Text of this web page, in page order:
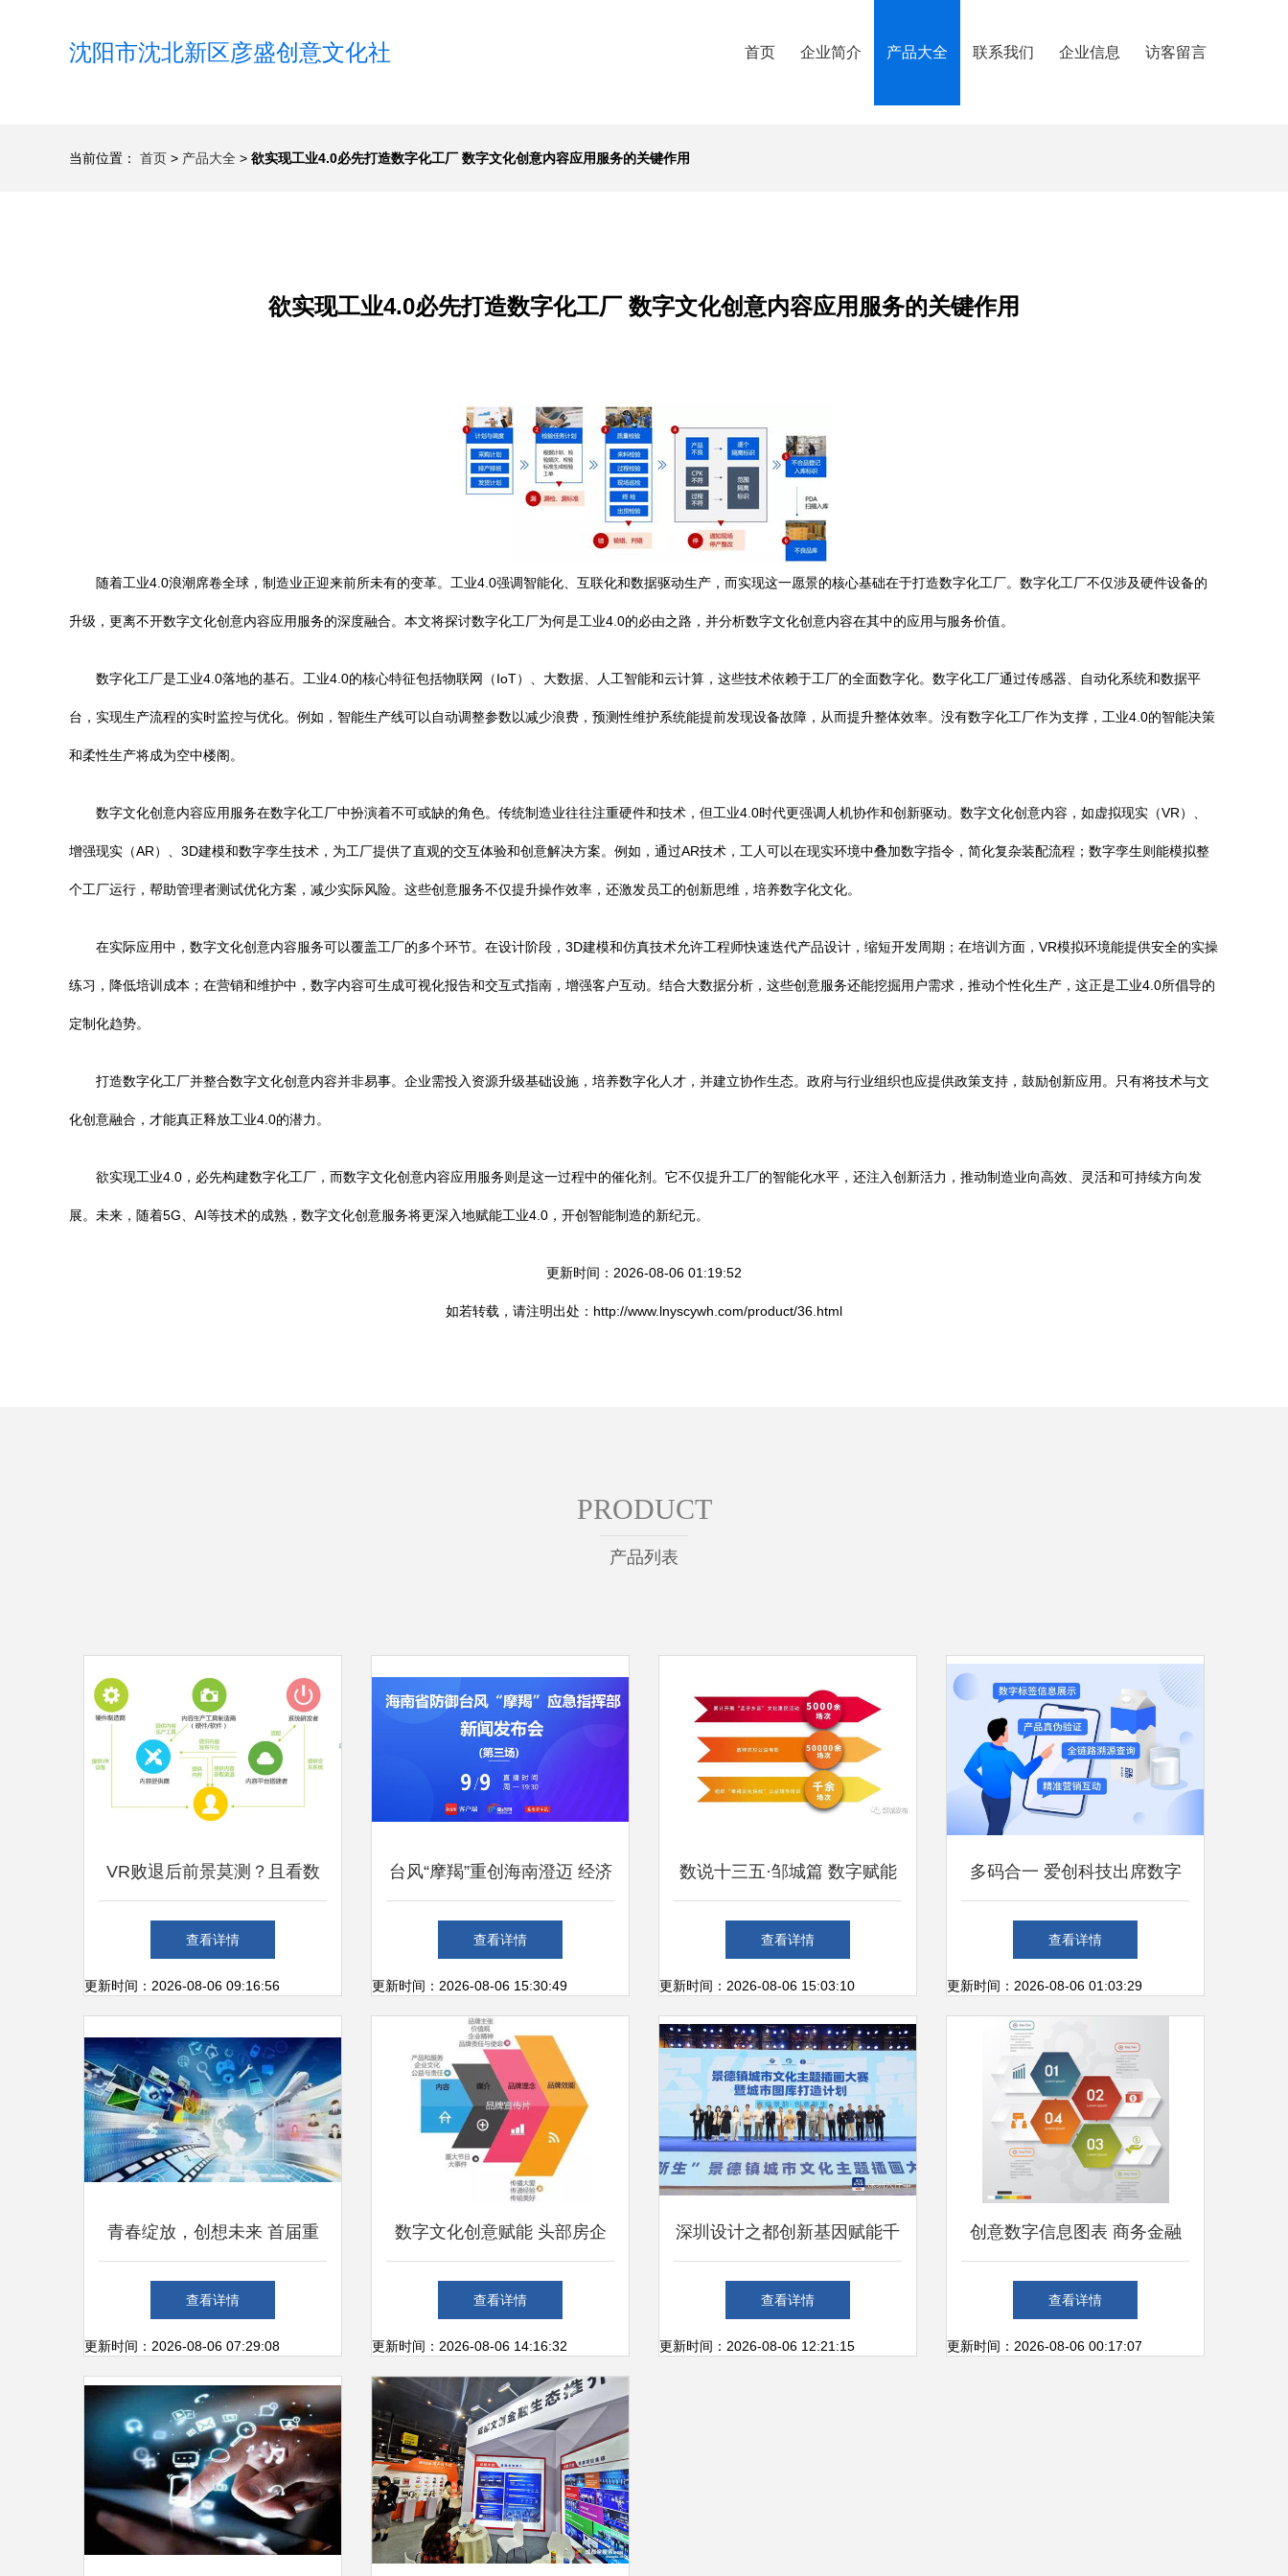
沈阳市沈北新区彦盛创意文化社 首页 企业简介 产品大全 联系我们 企业信息 访客留言
当前位置： 首页 > 产品大全 > 欲实现工业4.0必先打造数字化工厂 数字文化创意内容应用服务的关键作用
欲实现工业4.0必先打造数字化工厂 数字文化创意内容应用服务的关键作用
随着工业4.0浪潮席卷全球，制造业正迎来前所未有的变革。工业4.0强调智能化、互联化和数据驱动生产，而实现这一愿景的核心基础在于打造数字化工厂。数字化工厂不仅涉及硬件设备的
升级，更离不开数字文化创意内容应用服务的深度融合。本文将探讨数字化工厂为何是工业4.0的必由之路，并分析数字文化创意内容在其中的应用与服务价值。
数字化工厂是工业4.0落地的基石。工业4.0的核心特征包括物联网（IoT）、大数据、人工智能和云计算，这些技术依赖于工厂的全面数字化。数字化工厂通过传感器、自动化系统和数据平
台，实现生产流程的实时监控与优化。例如，智能生产线可以自动调整参数以减少浪费，预测性维护系统能提前发现设备故障，从而提升整体效率。没有数字化工厂作为支撑，工业4.0的智能决策
和柔性生产将成为空中楼阁。
数字文化创意内容应用服务在数字化工厂中扮演着不可或缺的角色。传统制造业往往注重硬件和技术，但工业4.0时代更强调人机协作和创新驱动。数字文化创意内容，如虚拟现实（VR）、
增强现实（AR）、3D建模和数字孪生技术，为工厂提供了直观的交互体验和创意解决方案。例如，通过AR技术，工人可以在现实环境中叠加数字指令，简化复杂装配流程；数字孪生则能模拟整
个工厂运行，帮助管理者测试优化方案，减少实际风险。这些创意服务不仅提升操作效率，还激发员工的创新思维，培养数字化文化。
在实际应用中，数字文化创意内容服务可以覆盖工厂的多个环节。在设计阶段，3D建模和仿真技术允许工程师快速迭代产品设计，缩短开发周期；在培训方面，VR模拟环境能提供安全的实操
练习，降低培训成本；在营销和维护中，数字内容可生成可视化报告和交互式指南，增强客户互动。结合大数据分析，这些创意服务还能挖掘用户需求，推动个性化生产，这正是工业4.0所倡导的
定制化趋势。
打造数字化工厂并整合数字文化创意内容并非易事。企业需投入资源升级基础设施，培养数字化人才，并建立协作生态。政府与行业组织也应提供政策支持，鼓励创新应用。只有将技术与文
化创意融合，才能真正释放工业4.0的潜力。
欲实现工业4.0，必先构建数字化工厂，而数字文化创意内容应用服务则是这一过程中的催化剂。它不仅提升工厂的智能化水平，还注入创新活力，推动制造业向高效、灵活和可持续方向发
展。未来，随着5G、AI等技术的成熟，数字文化创意服务将更深入地赋能工业4.0，开创智能制造的新纪元。
更新时间：2026-08-06 01:19:52
如若转载，请注明出处：http://www.lnyscywh.com/product/36.html
PRODUCT
产品列表
VR败退后前景莫测？且看数
字文化创意内容如何助其异军
突起
查看详情
更新时间：2026-08-06 09:16:56
台风“摩羯”重创海南澄迈 经济
损失超百亿，数字文化创意服
务助力灾后重建
查看详情
更新时间：2026-08-06 15:30:49
数说十三五·邹城篇 数字赋能
文旅融合，创意服务普惠民生
查看详情
更新时间：2026-08-06 15:03:10
多码合一 爱创科技出席数字
标签研讨会，以技术赋能食品
行业数字化升级与文创应用新
查看详情
更新时间：2026-08-06 01:03:29
青春绽放，创想未来 首届重
庆青年数字文创大赛启航
查看详情
更新时间：2026-08-06 07:29:08
数字文化创意赋能 头部房企
品牌传播的数字化转型之路
查看详情
更新时间：2026-08-06 14:16:32
深圳设计之都创新基因赋能千
年瓷都 数字文化创意内容应
用服务的融合新生
查看详情
更新时间：2026-08-06 12:21:15
创意数字信息图表 商务金融
领域的视觉革新
查看详情
更新时间：2026-08-06 00:17:07